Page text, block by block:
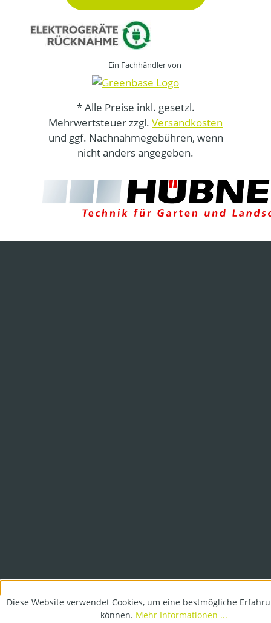
Ein Fachhändler von
* Alle Preise inkl. gesetzl.
Mehrwertsteuer zzgl. Versandkosten
und ggf. Nachnahmegebühren, wenn
nicht anders angegeben.
Diese Website verwendet Cookies, um eine bestmögliche
können. Mehr Informationen ...